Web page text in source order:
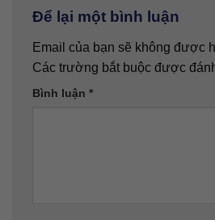
Để lại một bình luận
Email của bạn sẽ không được
Các trường bắt buộc được
Bình luận *